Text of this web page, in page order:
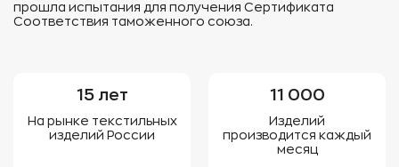
прошла испытания для получения Сертификата
Соответствия таможенного союза.
15 лет
На рынке текстильных
изделий России
11 000
Изделий
производится каждый
месяц